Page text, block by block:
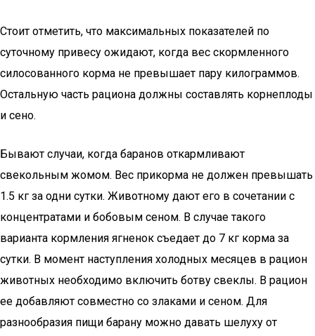
Стоит отметить, что максимальных показателей по
суточному привесу ожидают, когда вес скормленного
силосованного корма не превышает пару килограммов.
Остальную часть рациона должны составлять корнеплоды
и сено.
Бывают случаи, когда баранов откармливают
свекольным жомом. Вес прикорма не должен превышать
1.5 кг за одни сутки. Животному дают его в сочетании с
концентратами и бобовым сеном. В случае такого
варианта кормления ягненок съедает до 7 кг корма за
сутки. В момент наступления холодных месяцев в рацион
животных необходимо включить ботву свеклы. В рацион
ее добавляют совместно со злаками и сеном. Для
разнообразия пищи барану можно давать шелуху от